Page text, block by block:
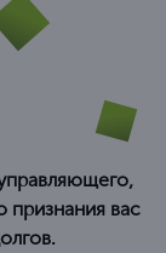
признания вас